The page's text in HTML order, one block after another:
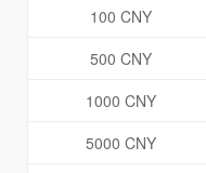
100 CNY
500 CNY
1000 CNY
5000 CNY